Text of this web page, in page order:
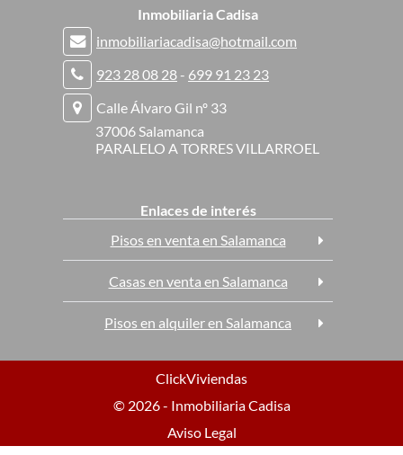
Inmobiliaria Cadisa
inmobiliariacadisa@hotmail.com
923 28 08 28 - 699 91 23 23
Calle Álvaro Gil nº 33
37006 Salamanca
PARALELO A TORRES VILLARROEL
Enlaces de interés
Pisos en venta en Salamanca
Casas en venta en Salamanca
Pisos en alquiler en Salamanca
ClickViviendas
© 2026 - Inmobiliaria Cadisa
Aviso Legal